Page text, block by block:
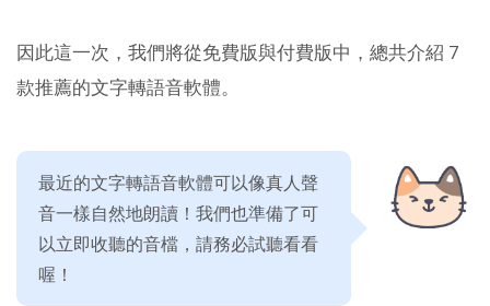
因此這一次，我們將從免費版與付費版中，總共介紹 7
款推薦的文字轉語音軟體。
最近的文字轉語音軟體可以像真人聲
音一樣自然地朗讀！我們也準備了可
以立即收聽的音檔，請務必試聽看看
喔！